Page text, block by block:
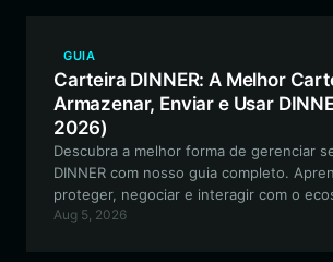
GUIA
Carteira DINNER: A Melhor
Armazenar, Enviar e Usar
2026)
Descubra a melhor forma de gerenciar
DINNER com nosso guia completo.
proteger, negociar e interagir com o
Dinner With Kimchi usando a Bitget
Aug 5, 2026